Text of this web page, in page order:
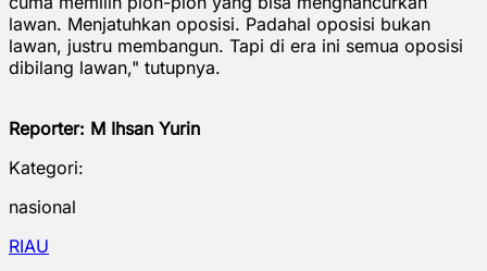
lawan. Menjatuhkan oposisi. Padahal oposisi bukan
lawan, justru membangun. Tapi di era ini semua oposisi
dibilang lawan," tutupnya.
Reporter: M Ihsan Yurin
Kategori:
nasional
RIAU